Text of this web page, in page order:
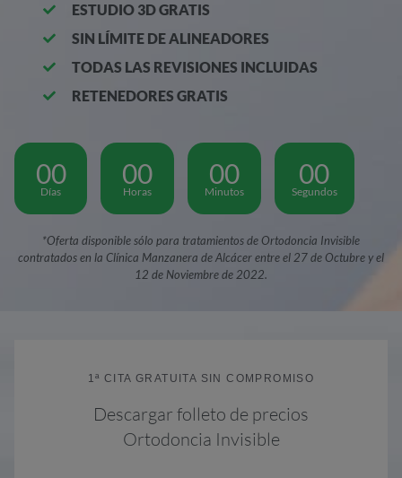
ESTUDIO 3D GRATIS
SIN LÍMITE DE ALINEADORES
TODAS LAS REVISIONES INCLUIDAS
RETENEDORES GRATIS
00
Días
00
Horas
00
Minutos
00
Segundos
*Oferta disponible sólo para tratamientos de Ortodoncia Invisible
contratados en la Clínica Manzanera de Alcácer entre el 27 de Octubre y el
12 de Noviembre de 2022.
1ª CITA GRATUITA SIN COMPROMISO
Descargar folleto de precios
Ortodoncia Invisible